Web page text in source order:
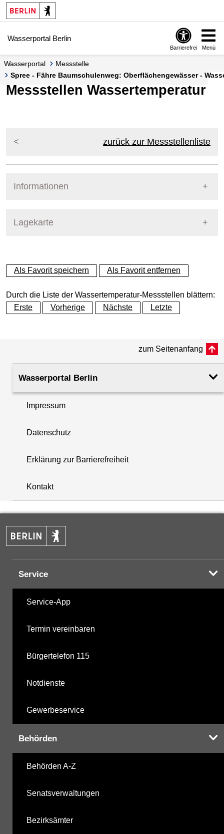
Springe zur Navigation
Springe zum Inhalt
Wasserportal Berlin
Barrierefrei Menü
Wasserportal
Messstelle
Spree - Fähre Baumschulenweg: Oberflächengewässer -
Messstellen Wassertemperatur
zurück zur Messstellenliste
Informationen
Lagekarte
+
−
+
−
Als Favorit speichern Als Favorit entfernen
Durch die Liste der Wassertemperatur-Messstellen blättern:
Erste
Vorherige Nächste Letzte
zum Seitenanfang
Wasserportal Berlin
Impressum
Datenschutz
Erklärung zur Barrierefreiheit
Kontakt
Service
Service-App
Termin vereinbaren
Bürgertelefon 115
Notdienste
Gewerbeservice
Behörden
Behörden A-Z
Senatsverwaltungen
Bezirksämter